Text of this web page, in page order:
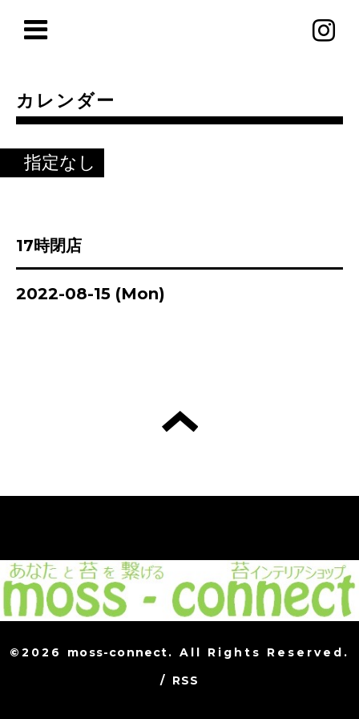
カレンダー
指定なし
17時閉店
2022-08-15 (Mon)
©2026 moss-connect. All Rights Reserved.
/ RSS